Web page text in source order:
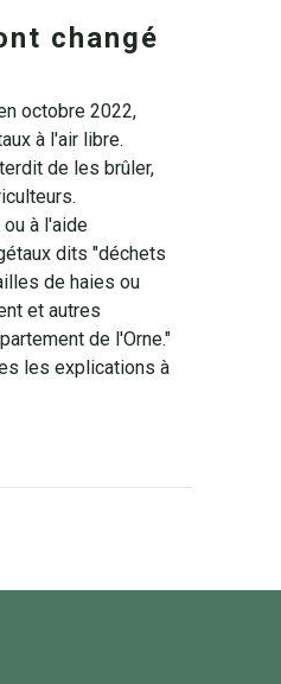
changé
octobre 2022,
à l'air libre.
de les brûler,
à l'aide
dits "déchets
de haies ou
et autres
de l'Orne."
les explications à